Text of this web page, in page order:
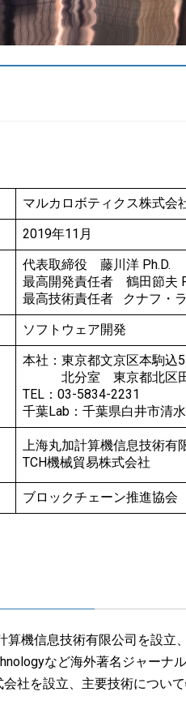
マルカロボティクス株式会
2019年11月
代表取締役 藤川洋 Ph.D.
最高開発責任者 鶴田節夫
最高技術責任者 クナフ・ラ
ソフトウェア開発
本社：東京都文京区本駒込
北分室 東京都北区田
TEL：03-5834-2231
千葉Lab：千葉県白井市清
上海丸加計算機信息技術有
TCH機械貿易株式会社
ブロックチェーン推進協会
算機信息技術有限公司を設
など海外著名ジャー
社を設立、主要技術につい